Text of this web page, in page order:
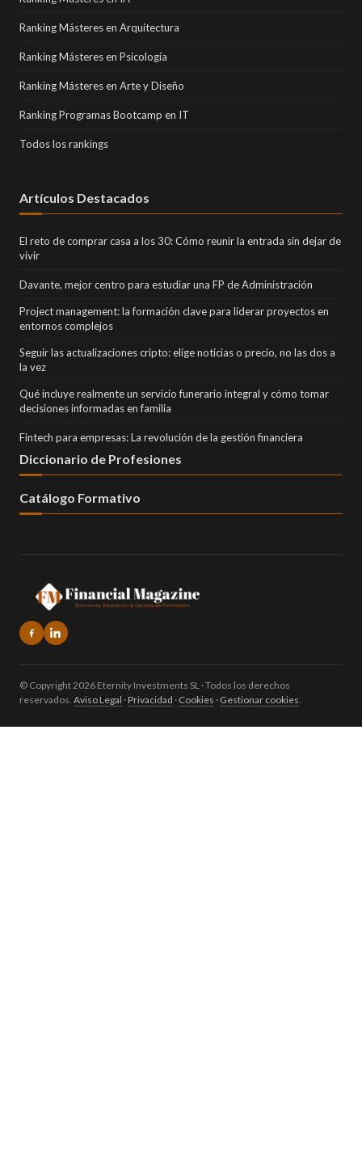
Ranking Másteres en Arquitectura
Ranking Másteres en Psicología
Ranking Másteres en Arte y Diseño
Ranking Programas Bootcamp en IT
Todos los rankings
Artículos Destacados
El reto de comprar casa a los 30: Cómo reunir la entrada sin dejar de
vivir
Davante, mejor centro para estudiar una FP de Administración
Project management: la formación clave para liderar proyectos en
entornos complejos
Seguir las actualizaciones cripto: elige noticias o precio, no las dos a
la vez
Qué incluye realmente un servicio funerario integral y cómo tomar
decisiones informadas en familia
Fintech para empresas: La revolución de la gestión financiera
Diccionario de Profesiones
Catálogo Formativo
© Copyright 2026 Eternity Investments SL · Todos los derechos
reservados. Aviso Legal · Privacidad · Cookies · Gestionar cookies